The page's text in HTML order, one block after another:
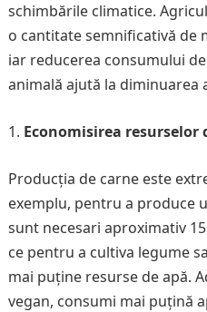
schimbările climatice.
o cantitate semnificativă de
iar reducerea consumului
animală ajută la diminuarea
Economisirea resurselor
Producția de carne este
exemplu, pentru a produce
sunt necesari aproximativ
ce pentru a cultiva legume
mai puține resurse de apă.
vegan, consumi mai puțină